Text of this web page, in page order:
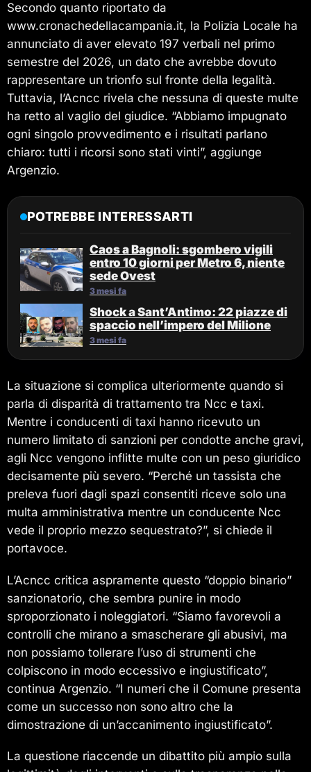
Secondo quanto riportato da
www.cronachedellacampania.it, la Polizia Locale ha
annunciato di aver elevato 197 verbali nel primo
semestre del 2026, un dato che avrebbe dovuto
rappresentare un trionfo sul fronte della legalità.
Tuttavia, l’Acncc rivela che nessuna di queste multe
ha retto al vaglio del giudice. “Abbiamo impugnato
ogni singolo provvedimento e i risultati parlano
chiaro: tutti i ricorsi sono stati vinti”, aggiunge
Argenzio.
POTREBBE INTERESSARTI
Caos a Bagnoli: sgombero vigili
entro 10 giorni per Metro 6, niente
sede Ovest
3 mesi fa
Shock a Sant’Antimo: 22 piazze di
spaccio nell’impero del Milione
3 mesi fa
La situazione si complica ulteriormente quando si
parla di disparità di trattamento tra Ncc e taxi.
Mentre i conducenti di taxi hanno ricevuto un
numero limitato di sanzioni per condotte anche gravi,
agli Ncc vengono inflitte multe con un peso giuridico
decisamente più severo. “Perché un tassista che
preleva fuori dagli spazi consentiti riceve solo una
multa amministrativa mentre un conducente Ncc
vede il proprio mezzo sequestrato?”, si chiede il
portavoce.
L’Acncc critica aspramente questo “doppio binario”
sanzionatorio, che sembra punire in modo
sproporzionato i noleggiatori. “Siamo favorevoli a
controlli che mirano a smascherare gli abusivi, ma
non possiamo tollerare l’uso di strumenti che
colpiscono in modo eccessivo e ingiustificato”,
continua Argenzio. “I numeri che il Comune presenta
come un successo non sono altro che la
dimostrazione di un’accanimento ingiustificato”.
La questione riaccende un dibattito più ampio sulla